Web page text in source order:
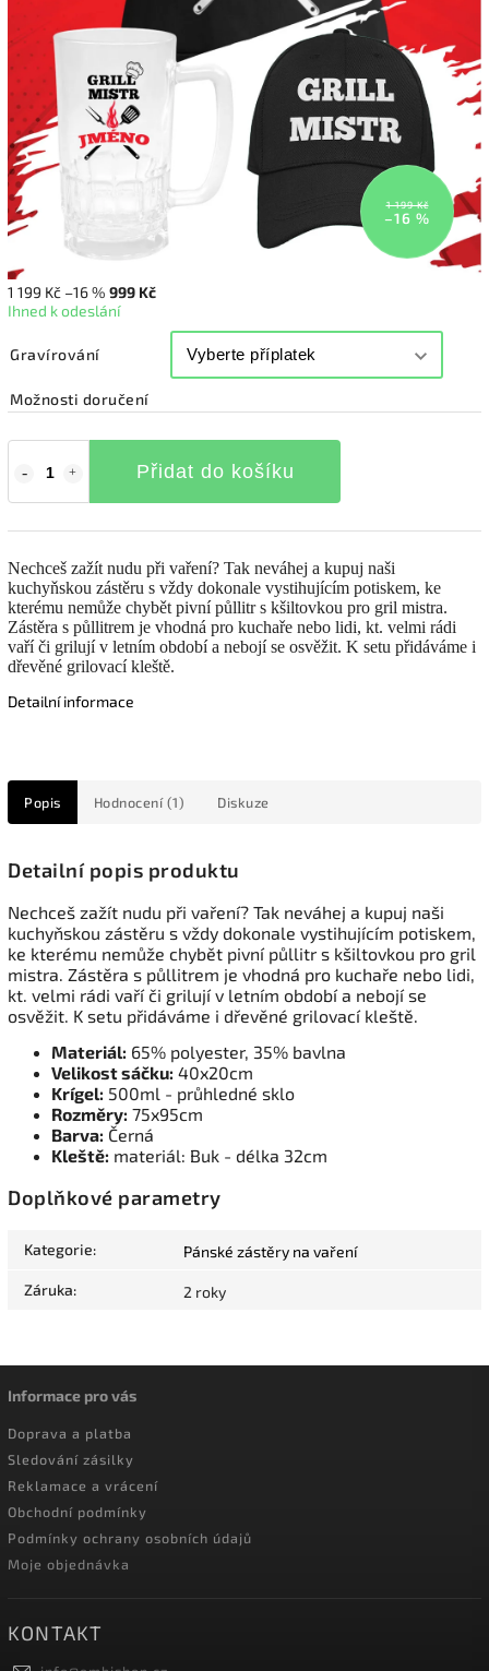
1 199 Kč
–16 %
1 199 Kč –16 % 999 Kč
Ihned k odeslání
Gravírování
Možnosti doručení
Přidat do košíku
Nechceš zažít nudu při vaření? Tak neváhej a kupuj naši
kuchyňskou zástěru s vždy dokonale vystihujícím potiskem, ke
kterému nemůže chybět pivní půllitrs kšiltovkou pro gril mistra.
Zástěra s půllitrem je vhodná pro kuchaře nebo lidi, kt. velmi rádi
vaří či grilují v letním období a nebojí se osvěžit. K setu přidáváme i
dřevěné grilovací kleště.
Detailní informace
Popis Hodnocení (1) Diskuze
Detailní popis produktu
Nechceš zažít nudu při vaření? Tak neváhej a kupuj naši
kuchyňskou zástěru s vždy dokonale vystihujícím potiskem,
ke kterému nemůže chybět pivní půllitr s kšiltovkou pro gril
mistra. Zástěra s půllitrem je vhodná pro kuchaře nebo lidi,
kt. velmi rádi vaří či grilují v letním období a nebojí se
osvěžit. K setu přidáváme i dřevěné grilovací kleště.
Materiál: 65% polyester, 35% bavlna
Velikost sáčku: 40x20cm
Krígel: 500ml - průhledné sklo
Rozměry: 75x95cm
Barva: Černá
Kleště: materiál: Buk - délka 32cm
Doplňkové parametry
Kategorie: Pánské zástěry na vaření
Záruka: 2 roky
Informace pro vás
Doprava a platba
Sledování zásilky
Reklamace a vrácení
Obchodní podmínky
Podmínky ochrany osobních údajů
Moje objednávka
KONTAKT